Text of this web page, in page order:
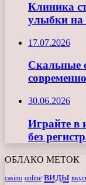
Клиника
улыбки на
17.07.2026
Скальные
30.06.2026
Играйте в
без
ОБЛАКО МЕТОК
casino online виды